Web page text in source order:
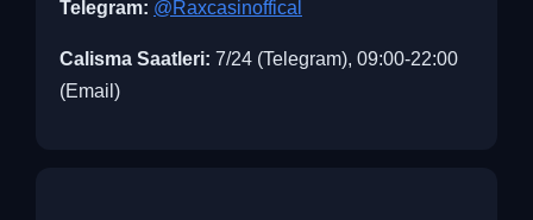
Telegram: @Raxcasinoffical
Calisma Saatleri: 7/24 (Telegram), 09:00-22:00
(Email)